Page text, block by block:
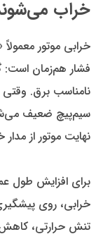
خراب
خرابی موتور
فشار هم‌زمان است:
نامناسب برق.
سیم‌پیچ ضعیف
نهایت موتور از
برای افزایش طول
خرابی، روی
تنش حرارتی،